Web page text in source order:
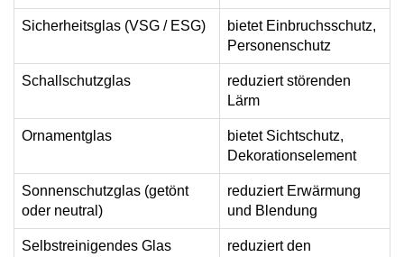
Sicherheitsglas (VSG / ESG)
bietet Einbruchsschutz,
Personenschutz
Schallschutzglas
reduziert störenden
Lärm
Ornamentglas
bietet Sichtschutz,
Dekorationselement
Sonnenschutzglas (getönt
oder neutral)
reduziert Erwärmung
und Blendung
Selbstreinigendes Glas
reduziert den